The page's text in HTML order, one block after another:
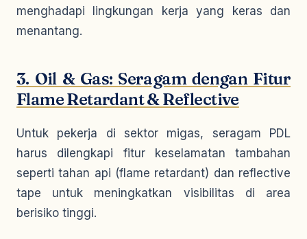
menghadapi lingkungan kerja yang keras dan
menantang.
3. Oil & Gas: Seragam dengan Fitur
Flame Retardant & Reflective
Untuk pekerja di sektor migas, seragam PDL
harus dilengkapi fitur keselamatan tambahan
seperti tahan api (flame retardant) dan reflective
tape untuk meningkatkan visibilitas di area
berisiko tinggi.